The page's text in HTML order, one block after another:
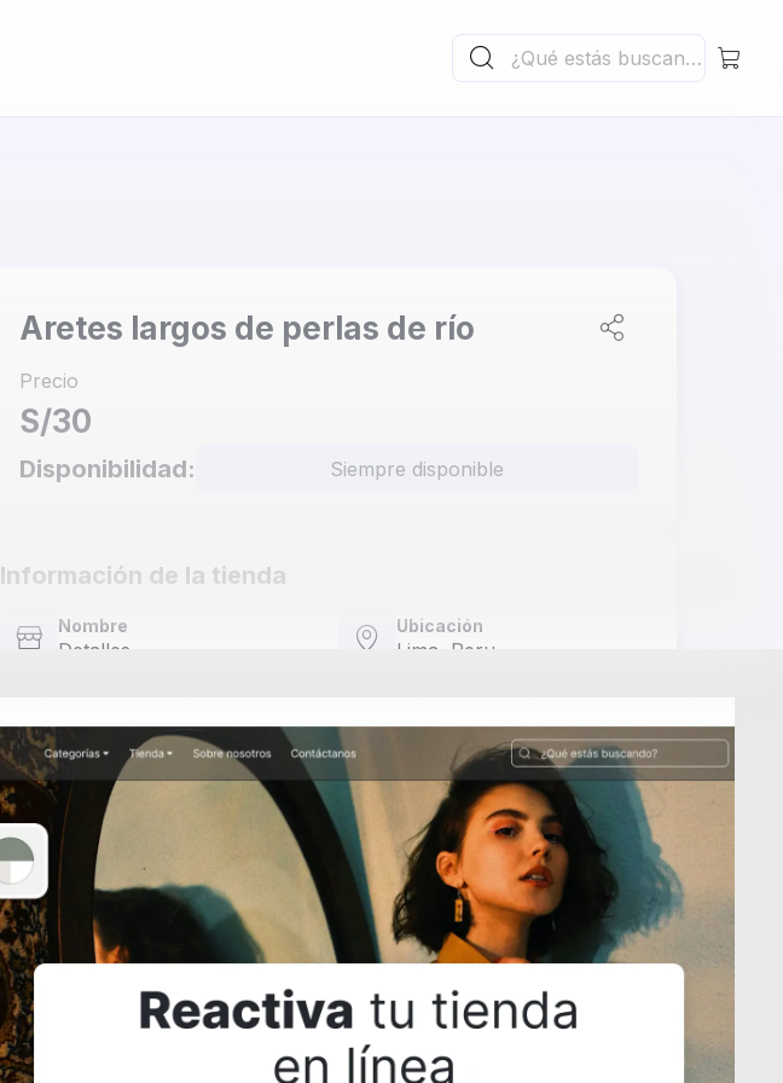
Aretes largos de perlas de río
Precio
S/30
Disponibilidad: Siempre disponible
Información de la tienda
Nombre
Detalles
Ubicación
Lima, Peru
Envíos locales
Precio
S/30
Agregar